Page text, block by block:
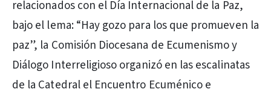
relacionados con el Día Internacional de la Paz,
bajo el lema: “Hay gozo para los que promueven la
paz”, la Comisión Diocesana de Ecumenismo y
Diálogo Interreligioso organizó en las escalinatas
de la Catedral el Encuentro Ecuménico e